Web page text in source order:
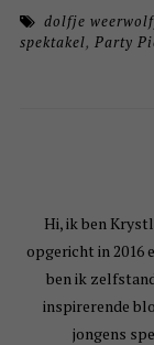
dolfje
spektakel, Party
Hi, ik ben
opgericht in 2016
ben ik
inspirerende
jongens